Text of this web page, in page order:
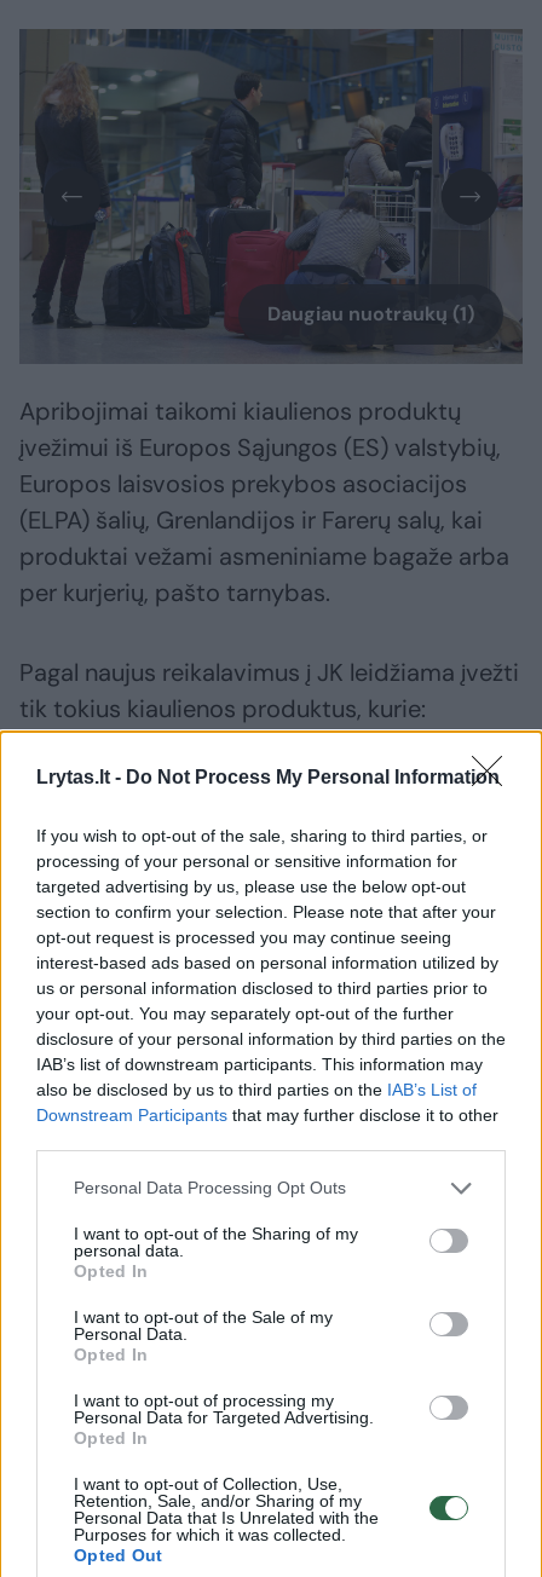
Lrytas.lt - Do Not Process My Personal Information
If you wish to opt-out of the sale, sharing to third parties, or
processing of your personal or sensitive information for
targeted advertising by us, please use the below opt-out
section to confirm your selection. Please note that after your
opt-out request is processed you may continue seeing
interest-based ads based on personal information utilized by
us or personal information disclosed to third parties prior to
your opt-out. You may separately opt-out of the further
disclosure of your personal information by third parties on the
IAB’s list of downstream participants. This information may
also be disclosed by us to third parties on the IAB’s List of
Downstream Participants that may further disclose it to other
Personal Data Processing Opt Outs
I want to opt-out of the Sharing of my
personal data.
Opted In
I want to opt-out of the Sale of my
Personal Data.
Opted In
I want to opt-out of processing my
Personal Data for Targeted Advertising.
Opted In
I want to opt-out of Collection, Use,
Retention, Sale, and/or Sharing of my
Personal Data that Is Unrelated with the
Purposes for which it was collected.
Opted Out
Daugiau nuotraukų (1)
Apribojimai taikomi kiaulienos produktų
įvežimui iš Europos Sąjungos (ES) valstybių,
Europos laisvosios prekybos asociacijos
(ELPA) šalių, Grenlandijos ir Farerų salų, kai
produktai vežami asmeniniame bagaže arba
per kurjerių, pašto tarnybas.
Pagal naujus reikalavimus į JK leidžiama įvežti
tik tokius kiaulienos produktus, kurie:
yra pagaminti ir supakuoti originaliose
gamintojo paženklintose pakuotėse;
bendras vieno asmens įvežamų produktų
svoris neviršija 2 kg.
Susiję straipsniai
Sausainiuose rado varžtą:
šiurkščius higienos
fiksavo kone kiekviename
gamybos proceso etape
Kauno
veikla